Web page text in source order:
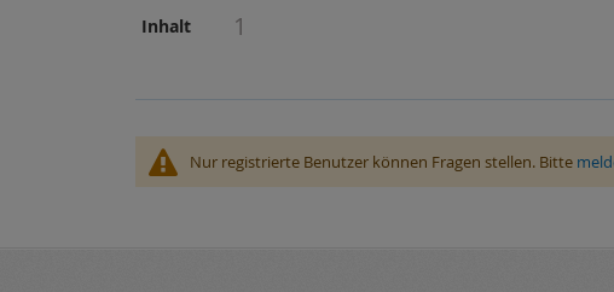
Weiter
Inhalt 1
Nur registrierte Benutzer können Fragen stellen. Bitte